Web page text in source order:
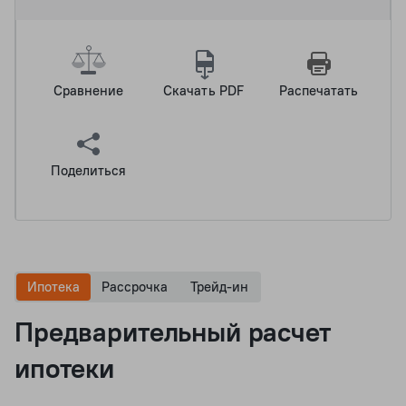
Сравнение Скачать PDF Распечатать
Поделиться
Предварительный расчет
ипотеки
Ипотека Рассрочка Трейд-ин